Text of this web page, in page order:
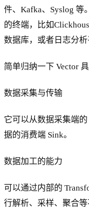
件、Kafka、Syslog 等
的终端，比如
数据库，或者日志分析
简单归纳一下 Vector
数据采集与传输
它可以从数据采集端
据的消费端 Sink。
数据加工的能力
可以通过内部的
行解析、采样、聚合等